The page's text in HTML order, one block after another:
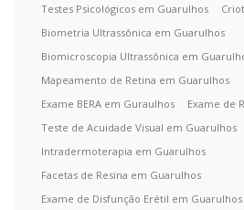
Testes Psicológicos em Guarulhos
Biometria Ultrassônica em Guarulhos
Biomicroscopia Ultrassônica em
Mapeamento de Retina em Guarulhos
Exame BERA em Guraulhos
Exame de
Teste de Acuidade Visual em Guarulhos
Intradermoterapia em Guarulhos
Facetas de Resina em Guarulhos
Exame de Disfunção Erétil em Guarulhos